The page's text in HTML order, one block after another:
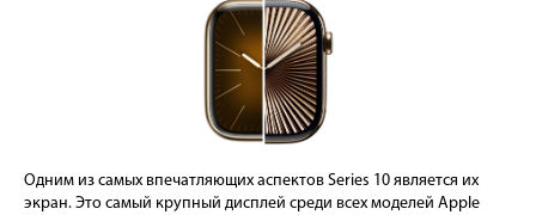
Одним из самых впечатляющих аспектов Series 10 является их
экран. Это самый крупный дисплей среди всех моделей Apple